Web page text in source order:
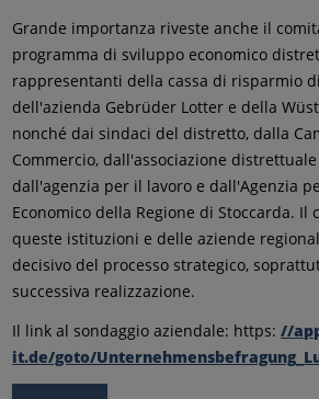
Grande importanza riveste anche il
programma di sviluppo economico
rappresentanti della cassa di risparmio
dell'azienda Gebrüder Lotter e della
nonché dai sindaci del distretto, dalla
Commercio, dall'associazione
dall'agenzia per il lavoro e dall'Agenzia
Economico della Regione di Stoccarda. Il
queste istituzioni e delle aziende
decisivo del processo strategico,
successiva realizzazione.
Il link al sondaggio aziendale: https://
it.de/goto/